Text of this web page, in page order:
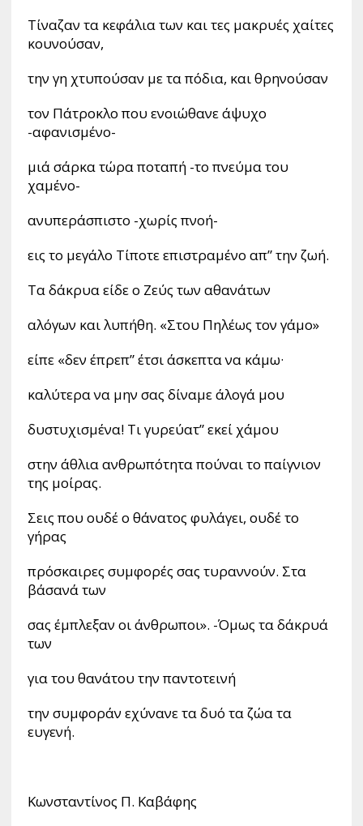
Τίναζαν τα κεφάλια των και τες μακρυές χαίτες
κουνούσαν,
την γη χτυπούσαν με τα πόδια, και θρηνούσαν
τον Πάτροκλο που ενοιώθανε άψυχο
-αφανισμένο-
μιά σάρκα τώρα ποταπή -το πνεύμα του
χαμένο-
ανυπεράσπιστο -χωρίς πνοή-
εις το μεγάλο Τίποτε επιστραμένο απ” την ζωή.
Τα δάκρυα είδε ο Ζεύς των αθανάτων
αλόγων και λυπήθη. «Στου Πηλέως τον γάμο»
είπε «δεν έπρεπ” έτσι άσκεπτα να κάμω·
καλύτερα να μην σας δίναμε άλογά μου
δυστυχισμένα! Τι γυρεύατ” εκεί χάμου
στην άθλια ανθρωπότητα πούναι το παίγνιον
της μοίρας.
Σεις που ουδέ ο θάνατος φυλάγει, ουδέ το
γήρας
πρόσκαιρες συμφορές σας τυραννούν. Στα
βάσανά των
σας έμπλεξαν οι άνθρωποι». -Όμως τα δάκρυά
των
για του θανάτου την παντοτεινή
την συμφοράν εχύνανε τα δυό τα ζώα τα
ευγενή.
Κωνσταντίνος Π. Καβάφης